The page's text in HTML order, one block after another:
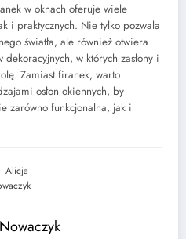
w oknach oferuje wiele
i praktycznych. Nie tylko pozwala
światła, ale również otwiera
w których zasłony i
Zamiast firanek, warto
osłon okiennych, by
zarówno funkcjonalna, jak i